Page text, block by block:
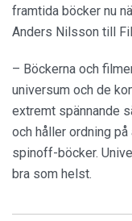
framtida böcker nu
Anders Nilsson till
– Böckerna och
universum och de
extremt spännande
och håller ordning
spinoff-böcker.
bra som helst.